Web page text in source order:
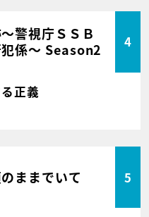
警視庁ＳＳＢ
犯係～ Season2
4
正義
ままでいて 5